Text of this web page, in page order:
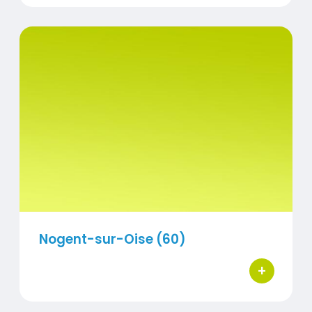
Titre
Nogent-sur-Oise (60)
Nogent-sur-Oise (60)
+
bouton